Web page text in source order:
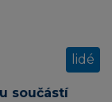
lidé
součástí